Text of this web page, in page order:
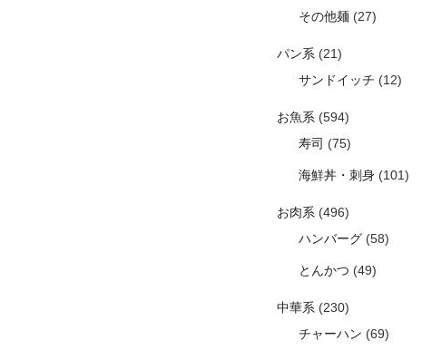
その他麺(27)
パン系(21)
サンドイッチ (12)
お魚系(594)
寿司 (75)
海鮮丼・刺身(101)
お肉系(496)
ハンバーグ(58)
とんかつ (49)
中華系(230)
チャーハン (69)